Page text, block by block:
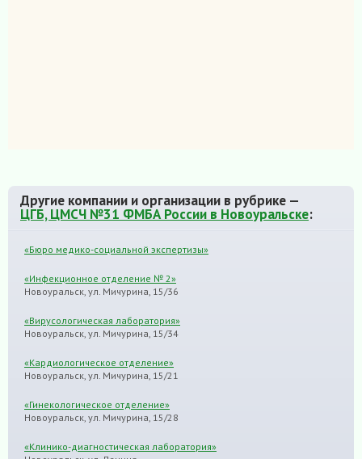
Другие компании и организации в рубрике —
ЦГБ, ЦМСЧ №31 ФМБА России в Новоуральске:
«Бюро медико-социальной экспертизы»
«Инфекционное отделение № 2»
Новоуральск, ул. Мичурина, 15/36
«Вирусологическая лаборатория»
Новоуральск, ул. Мичурина, 15/34
«Кардиологическое отделение»
Новоуральск, ул. Мичурина, 15/21
«Гинекологическое отделение»
Новоуральск, ул. Мичурина, 15/28
«Клинико-диагностическая лаборатория»